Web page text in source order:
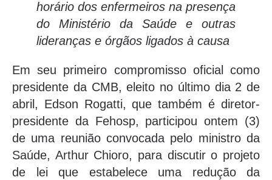
horário dos enfermeiros na presença
do Ministério da Saúde e outras
lideranças e órgãos ligados à causa
Em seu primeiro compromisso oficial como
presidente da CMB, eleito no último dia 2 de
abril, Edson Rogatti, que também é diretor-
presidente da Fehosp, participou ontem (3)
de uma reunião convocada pelo ministro da
Saúde, Arthur Chioro, para discutir o projeto
de lei que estabelece uma redução da